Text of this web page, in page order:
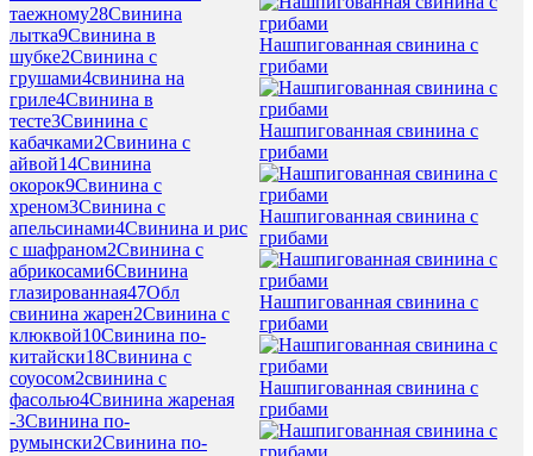
таежному28Свинина
лытка9Свинина в
шубке2Свинина с
грушами4свинина на
гриле4Свинина в
тесте3Свинина с
кабачками2Свинина с
айвой14Свинина
окорок9Свинина с
хреном3Свинина с
апельсинами4Свинина и рис
с шафраном2Свинина с
абрикосами6Свинина
глазированная47Обл
свинина жарен2Свинина с
клюквой10Свинина по-
китайски18Свинина с
соуосом2свинина с
фасолью4Свинина жареная
-3Свинина по-
румынски2Свинина по-
Нашпигованная свинина с
грибами
Нашпигованная свинина с
грибами
Нашпигованная свинина с
грибами
Нашпигованная свинина с
грибами
Нашпигованная свинина с
грибами